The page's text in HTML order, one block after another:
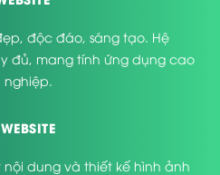
độc đáo, sáng tạo. Hệ
đủ, mang tính ứng dụng cao
dung và thiết kế hình ảnh